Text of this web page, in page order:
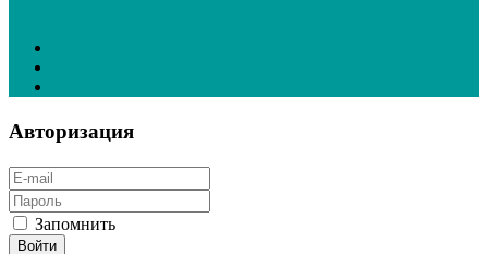
Авторизация
Запомнить